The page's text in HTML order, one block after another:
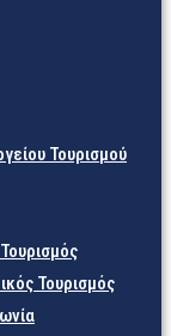
Τουρισμού
Τουρισμός